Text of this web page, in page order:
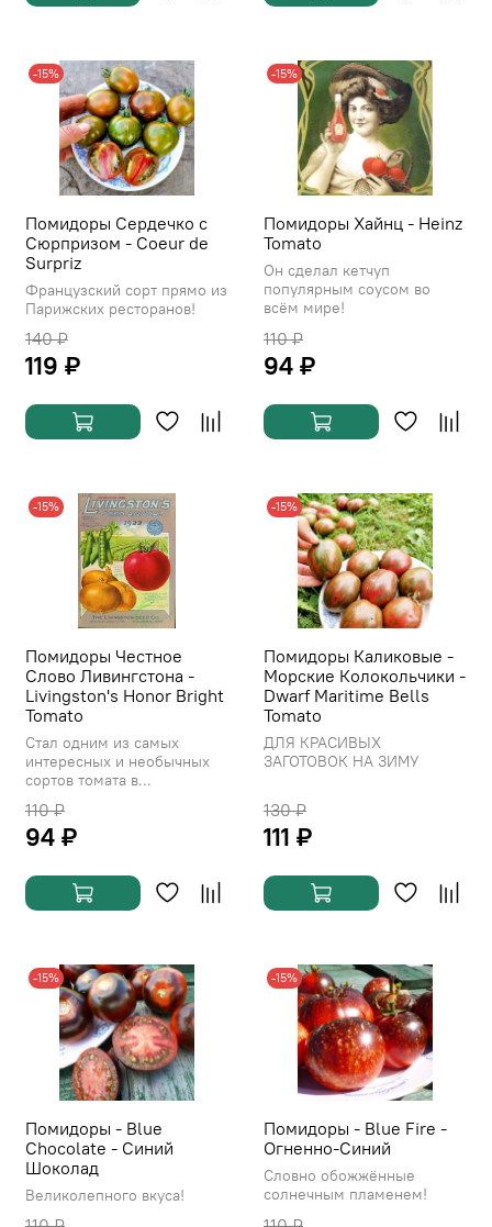
-15%
Помидоры Сердечко с
Сюрпризом - Coeur de
Surpriz
Французский сорт прямо из
Парижских ресторанов!
140 ₽
119 ₽
-15%
Помидоры Хайнц - Heinz
Tomato
Он сделал кетчуп
популярным соусом во
всём мире!
110 ₽
94 ₽
-15%
Помидоры Честное
Слово Ливингстона -
Livingston's Honor Bright
Tomato
Стал одним из самых
интересных и необычных
сортов томата в...
110 ₽
94 ₽
-15%
Помидоры Каликовые -
Морские Колокольчики -
Dwarf Maritime Bells
Tomato
ДЛЯ КРАСИВЫХ
ЗАГОТОВОК НА ЗИМУ
130 ₽
111 ₽
-15%
Помидоры - Blue
Chocolate - Синий
Шоколад
Великолепного вкуса!
-15%
Помидоры - Blue Fire -
Огненно-Синий
Словно обожжённые
солнечным пламенем!